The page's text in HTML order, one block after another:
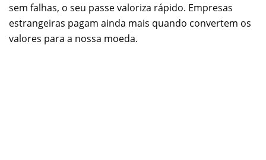
sem falhas, o seu passe valoriza rápido. Empresas
estrangeiras pagam ainda mais quando convertem os
valores para a nossa moeda.